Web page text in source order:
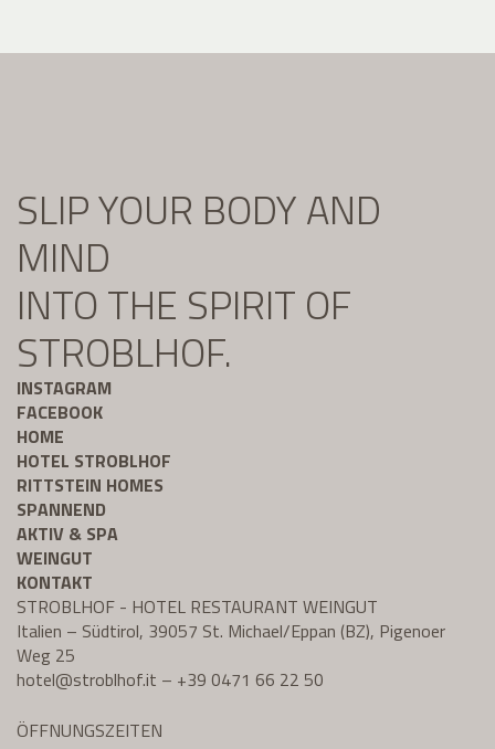
SLIP YOUR BODY AND
MIND
INTO THE SPIRIT OF
STROBLHOF.
INSTAGRAM
FACEBOOK
HOME
HOTEL STROBLHOF
RITTSTEIN HOMES
SPANNEND
AKTIV & SPA
WEINGUT
KONTAKT
STROBLHOF - HOTEL RESTAURANT WEINGUT
Italien – Südtirol, 39057 St. Michael/Eppan (BZ), Pigenoer
Weg 25
hotel@stroblhof.it – +39 0471 66 22 50
ÖFFNUNGSZEITEN